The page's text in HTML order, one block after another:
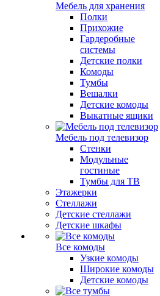
Мебель для хранения
Полки
Прихожие
Гардеробные
системы
Детские полки
Комоды
Тумбы
Вешалки
Детские комоды
Выкатные ящики
Мебель под телевизор
Стенки
Модульные
гостиные
Тумбы для ТВ
Этажерки
Стеллажи
Детские стеллажи
Детские шкафы
Все комоды
Узкие комоды
Широкие комоды
Детские комоды